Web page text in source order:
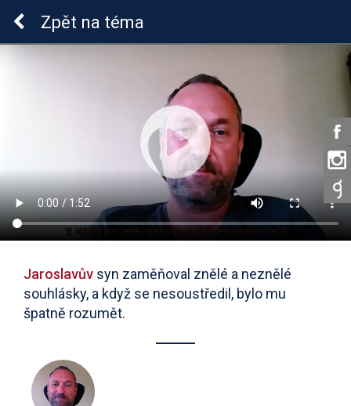
Sluchová vada u dětí
Zpět na téma
Jaroslavův syn zaměňoval znělé a neznělé
souhlásky, a když se nesoustředil, bylo mu
špatně rozumět.